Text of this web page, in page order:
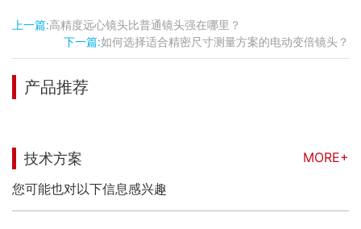
上一篇:高精度远心镜头比普通镜头强在哪里？
下一篇:如何选择适合精密尺寸测量方案的电动变倍镜头？
产品推荐
技术方案
MORE+
您可能也对以下信息感兴趣